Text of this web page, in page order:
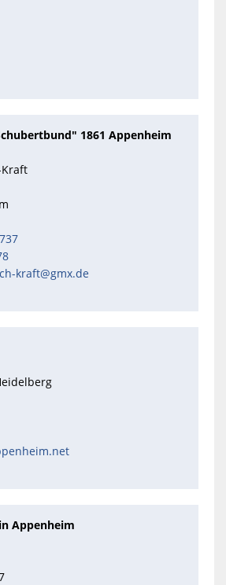
1861 Appenheim
kraft@gmx.de
Appenheim